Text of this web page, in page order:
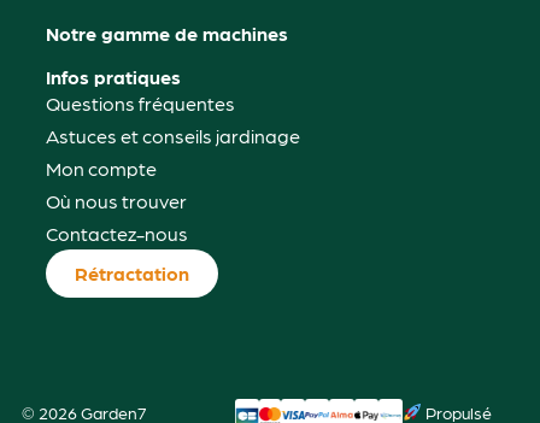
Notre gamme de machines
Infos pratiques
Questions fréquentes
Astuces et conseils jardinage
Mon compte
Où nous trouver
Contactez-nous
Rétractation
© 2026 Garden7
Propulsé